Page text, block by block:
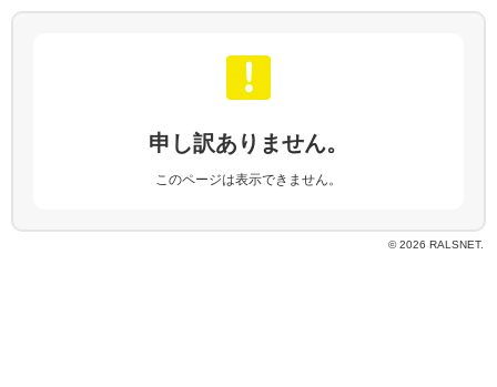
申し訳ありません。
このページは表示できません。
© 2026 RALSNET.